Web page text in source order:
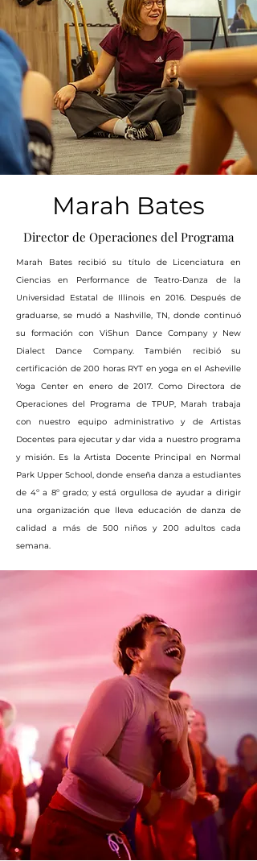
Marah Bates
Director de Operaciones del Programa
Marah Bates recibió su título de Licenciatura en
Ciencias en Performance de Teatro-Danza de la
Universidad Estatal de Illinois en 2016. Después de
graduarse, se mudó a Nashville, TN, donde continuó
su formación con ViShun Dance Company y New
Dialect Dance Company. También recibió su
certificación de 200 horas RYT en yoga en el Asheville
Yoga Center en enero de 2017. Como Directora de
Operaciones del Programa de TPUP, Marah trabaja
con nuestro equipo administrativo y de Artistas
Docentes para ejecutar y dar vida a nuestro programa
y misión. Es la Artista Docente Principal en Normal
Park Upper School, donde enseña danza a estudiantes
de 4º a 8º grado; y está orgullosa de ayudar a dirigir
una organización que lleva educación de danza de
calidad a más de 500 niños y 200 adultos cada
semana.